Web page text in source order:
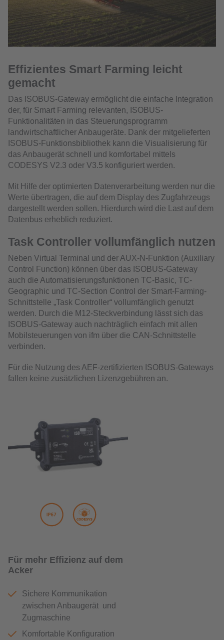
Effizientes Smart Farming leicht
gemacht
Das ISOBUS-Gateway ermöglicht die einfache Integration
der, für Smart Farming relevanten, ISOBUS-
Funktionalitäten in das Steuerungsprogramm
landwirtschaftlicher Anbaugeräte. Dank der mitgelieferten
ISOBUS-Funktionsbibliothek kann die Visualisierung für
das Anbaugerät schnell und komfortabel mittels
CODESYS V2.3 oder V3.5 konfiguriert werden.
Mit Hilfe der optimierten Datenverarbeitung werden nur die
Werte übertragen, die auf dem Display des Zugfahrzeugs
dargestellt werden sollen. Hierdurch wird die Last auf dem
Datenbus erheblich reduziert.
Task Controller vollumfänglich nutzen
Neben Virtual Terminal und der AUX-N-Funktion (Auxiliary
Control Function) können über das ISOBUS-Gateway
auch die Automatisierungsfunktionen TC-Basic, TC-
Geographic und TC-Section Control der Smart-Farming-
Schnittstelle „Task Controller“ vollumfänglich genutzt
werden. Durch die M12-Steckverbindung lässt sich das
ISOBUS-Gateway auch nachträglich einfach mit allen
Mobilsteuerungen von ifm über die CAN-Schnittstelle
verbinden.
Für die Nutzung des AEF-zertifizierten ISOBUS-Gateways
fallen keine zusätzlichen Lizenzgebühren an.
Für mehr Effizienz auf dem
Acker
Sichere Kommunikation
zwischen Anbaugerät und
Zugmaschine
Komfortable Konfiguration